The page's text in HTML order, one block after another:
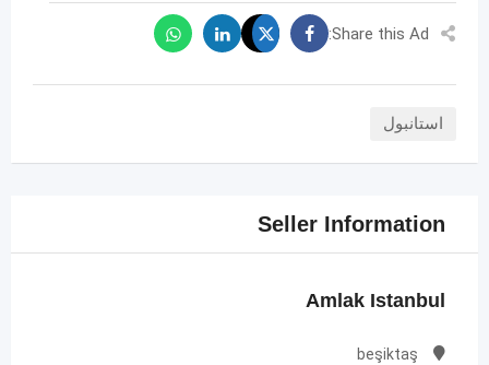
Share this Ad:
استانبول
Seller Information
Amlak Istanbul
beşiktaş